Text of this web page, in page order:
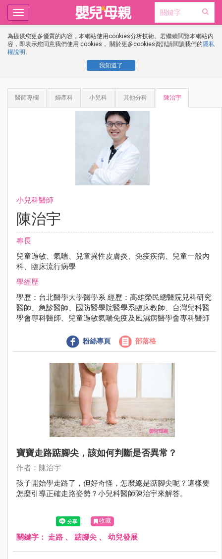
為提供您更多優質的內容，本網站使用cookies分析技術。若繼續閱覽本網站內
容，即表示您同意我們使用 cookies， 關於更多cookies資訊請閱讀我們的隱私
權說明 。
我知道了
Toggle
navigation
醫師專欄 婦產科 小兒科 其他分科 陳治宇
小兒科醫師
陳治宇
專長
兒童過敏、氣喘、兒童異性皮膚炎、免疫疾病、兒童一般內
科、臨床流行病學
學經歷
學歷：台北醫學大學醫學系 經歷：高雄榮民總醫院兒科研究
醫師、急診醫師、國防醫學院醫學系臨床教師、台灣兒科醫
學會專科醫師、兒童過敏氣喘免疫及風濕病醫學會專科醫師
粉絲專頁 部落格
寶寶走路踮腳尖，該如何判斷是否異常？
作者：陳治宇
孩子開始學走路了，但好奇怪，怎麼總是踮腳尖呢？這樣要
怎麼引導正確走路姿勢？小兒科醫師陳治宇來解答。
收藏
關鍵字： 走路 、 踮腳尖 、 幼兒發展